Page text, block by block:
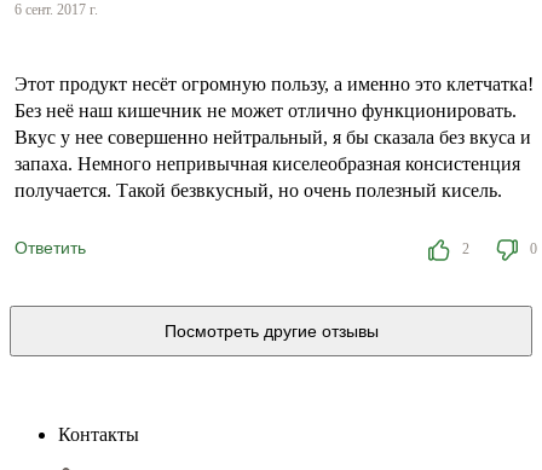
6 сент. 2017 г.
Этот продукт несёт огромную пользу, а именно это клетчатка!
Без неё наш кишечник не может отлично функционировать.
Вкус у нее совершенно нейтральный, я бы сказала без вкуса и
запаха. Немного непривычная киселеобразная консистенция
получается. Такой безвкусный, но очень полезный кисель.
Ответить 2 0
Посмотреть другие отзывы
Контакты